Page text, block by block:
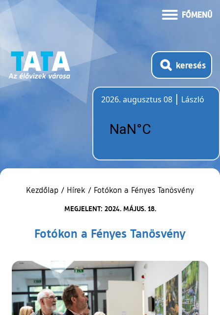
FŐMENÜ
keresés
2026. augusztus 08
László
Kezdőlap / Hírek / Fotókon a Fényes Tanösvény
MEGJELENT: 2024. MÁJUS. 18.
Fotókon a Fényes Tanösvény